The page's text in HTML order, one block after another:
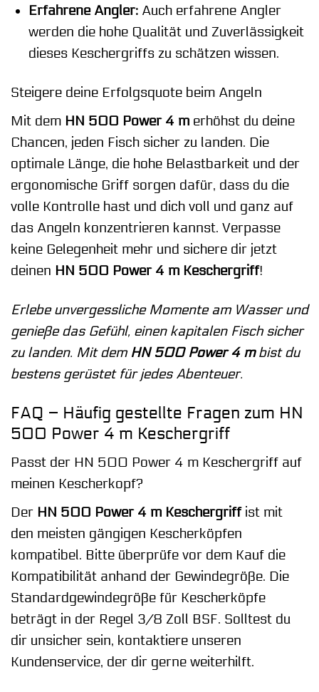
Erfahrene Angler:Auch erfahrene Angler
werden die hohe Qualität und Zuverlässigkeit
dieses Keschergriffs zu schätzen wissen.
Steigere deine Erfolgsquote beim Angeln
Mit dem HN 500 Power 4 m erhöhst du deine
Chancen, jeden Fisch sicher zu landen. Die
optimale Länge, die hohe Belastbarkeit und der
ergonomische Griff sorgen dafür, dass du die
volle Kontrolle hast und dich voll und ganz auf
das Angeln konzentrieren kannst. Verpasse
keine Gelegenheit mehr und sichere dir jetzt
deinen HN 500 Power 4 m Keschergriff!
Erlebe unvergessliche Momente am Wasser und
genieße das Gefühl, einen kapitalen Fisch sicher
zu landen. Mit dem HN 500 Power 4 mbist du
bestens gerüstet für jedes Abenteuer.
FAQ – Häufig gestellte Fragen zum HN
500 Power 4 m Keschergriff
Passt der HN 500 Power 4 m Keschergriff auf
meinen Kescherkopf?
Der HN 500 Power 4 m Keschergriffist mit
den meisten gängigen Kescherköpfen
kompatibel. Bitte überprüfe vor dem Kauf die
Kompatibilität anhand der Gewindegröße. Die
Standardgewindegröße für Kescherköpfe
beträgt in der Regel 3/8 Zoll BSF. Solltest du
dir unsicher sein, kontaktiere unseren
Kundenservice, der dir gerne weiterhilft.